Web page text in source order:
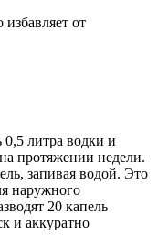
от
0,5 литра водки и
протяжении недели.
запивая водой. Это
наружного
20 капель
и аккуратно